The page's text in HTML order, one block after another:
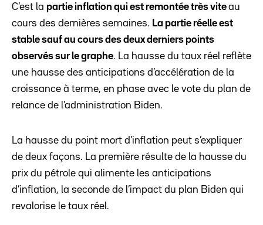
C’est la partie inflation qui est remontée très viteau
cours des dernières semaines. La partie réelle est
stable sauf au cours des deux derniers points
observés sur le graphe. La hausse du taux réel reflète
une hausse des anticipations d’accélération de la
croissance à terme, en phase avec le vote du plan de
relance de l’administration Biden.
La hausse du point mort d’inflation peut s’expliquer
de deux façons. La première résulte de la hausse du
prix du pétrole qui alimente les anticipations
d’inflation, la seconde de l’impact du plan Biden qui
revalorise le taux réel.